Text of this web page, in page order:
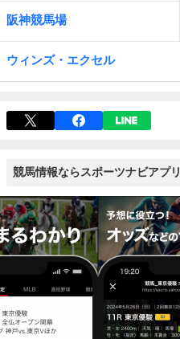
阪神競馬場
ウィンズ・エクセル
競馬情報ならスポーツナビアプリ